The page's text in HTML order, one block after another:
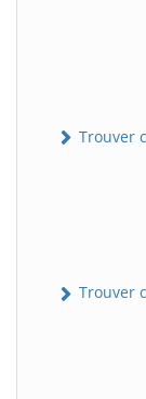
Trouver
Trouver